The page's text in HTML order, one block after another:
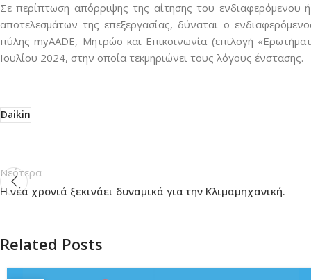
Σε περίπτωση απόρριψης της αίτησης του ενδιαφερόμενου
αποτελεσμάτων της επεξεργασίας, δύναται ο
πύλης myAADE, Μητρώο και Επικοινωνία (επιλογή
Ιουλίου 2024, στην οποία τεκμηριώνει τους λόγους ένστασης.
Daikin
Νεότερα
Η νέα χρονιά ξεκινάει δυναμικά για την Κλιμαμηχανική.
Related Posts